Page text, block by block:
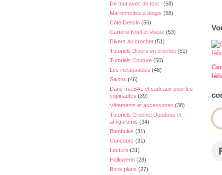
De tout avec de tout ! (58)
Marionnettes à doigts (58)
Côté Dessin (56)
Carterie Noel et Voeux (53)
Divers au crochet (51)
Tutoriels Divers en crochet (51)
Tutoriels Couture (50)
Les inclassables (48)
Salons (46)
Dans ma BAL et cadeaux pour les
copinautes (39)
Vêtements et accessoires (38)
Tutoriels Crochet Doudous et
amigurumis (34)
Bambolas (31)
Concours (31)
Lecture (31)
Halloween (28)
Bons plans (27)